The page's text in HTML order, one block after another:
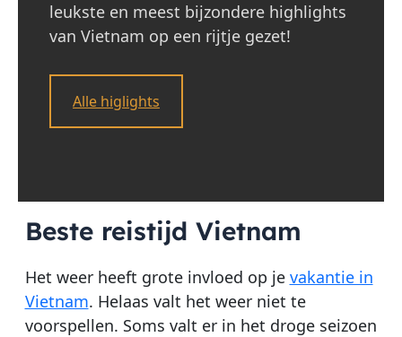
leukste en meest bijzondere highlights
van Vietnam op een rijtje gezet!
Alle higlights
Beste reistijd Vietnam
Het weer heeft grote invloed op je vakantie in
Vietnam. Helaas valt het weer niet te
voorspellen. Soms valt er in het droge seizoen